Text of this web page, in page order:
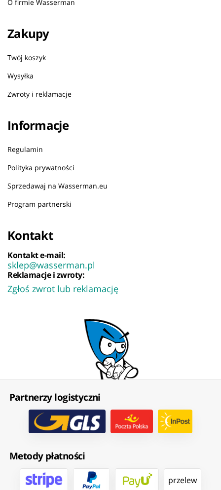
O firmie Wasserman
Zakupy
Twój koszyk
Wysyłka
Zwroty i reklamacje
Informacje
Regulamin
Polityka prywatności
Sprzedawaj na Wasserman.eu
Program partnerski
Kontakt
Kontakt e-mail:
sklep@wasserman.pl
Reklamacje i zwroty:
Zgłoś zwrot lub reklamację
Partnerzy logistyczni
Metody płatności
przelew